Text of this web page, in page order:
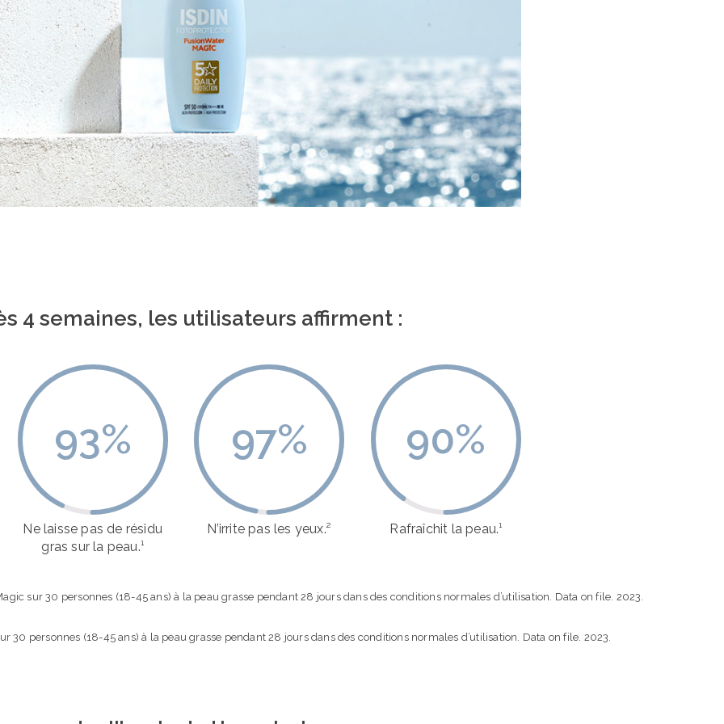
4 semaines, les utilisateurs affirment :
93%
Ne laisse pas de résidu
gras sur la peau.¹
97%
N’irrite pas les yeux.²
90%
Rafraîchit la peau.¹
sur 30 personnes (18-45 ans) à la peau grasse pendant 28 jours dans des conditions normales d’utilisation. Data on file. 2023.
30 personnes (18-45 ans) à la peau grasse pendant 28 jours dans des conditions normales d’utilisation. Data on file. 2023.